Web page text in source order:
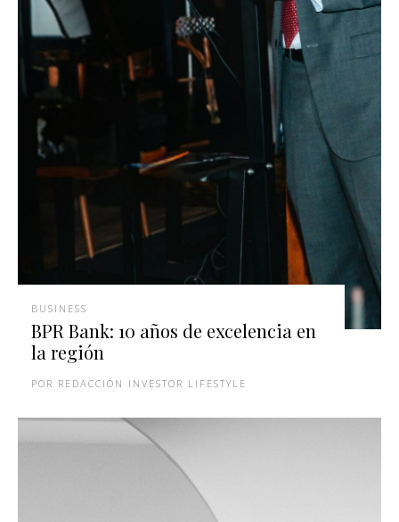
BUSINESS
BPR Bank: 10 años de excelencia en
la región
REDACCIÓN INVESTOR LIFESTYLE